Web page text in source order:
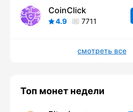
CoinClick
4.9 7711
смотреть все
Топ монет недели